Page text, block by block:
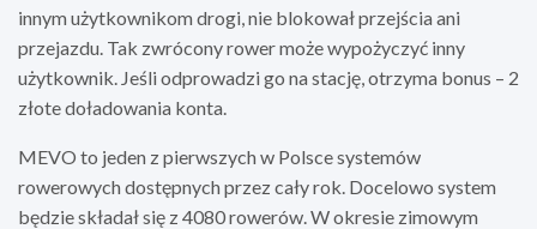
innym użytkownikom drogi, nie blokował przejścia ani
przejazdu. Tak zwrócony rower może wypożyczyć inny
użytkownik. Jeśli odprowadzi go na stację, otrzyma bonus – 2
złote doładowania konta.
MEVO to jeden z pierwszych w Polsce systemów
rowerowych dostępnych przez cały rok. Docelowo system
będzie składał się z 4080 rowerów. W okresie zimowym